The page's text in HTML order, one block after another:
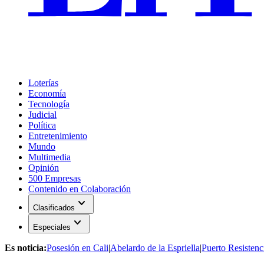
Loterías
Economía
Tecnología
Judicial
Política
Entretenimiento
Mundo
Multimedia
Opinión
500 Empresas
Contenido en Colaboración
Clasificados expand_more
Especiales expand_more
Es noticia:Posesión en Cali|Abelardo de la Espriella|Puerto